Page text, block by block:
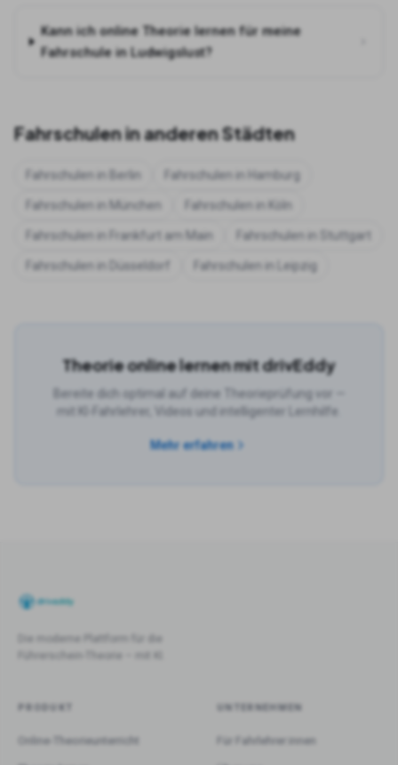
Kann ich online Theorie lernen für meine
Fahrschule in Ludwigslust?
Fahrschulen in anderen Städten
Fahrschulen in Berlin Fahrschulen in Hamburg
Fahrschulen in München Fahrschulen in Köln
Fahrschulen in Frankfurt am Main Fahrschulen in Stuttgart
Fahrschulen in Düsseldorf Fahrschulen in Leipzig
Theorie online lernen mit drivEddy
Bereite dich optimal auf deine Theorieprüfung vor —
mit KI-Fahrlehrer, Videos und intelligenter Lernhilfe.
Mehr erfahren
PRODUKT
Online-Theorieunterricht
UNTERNEHMEN
Für Fahrlehrer:innen